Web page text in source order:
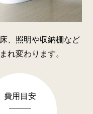
、照明や収納棚など
れ変わります。
費用目安